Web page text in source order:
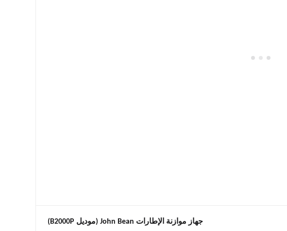
جهاز موازنة الإطارات John Bean (موديل B2000P)